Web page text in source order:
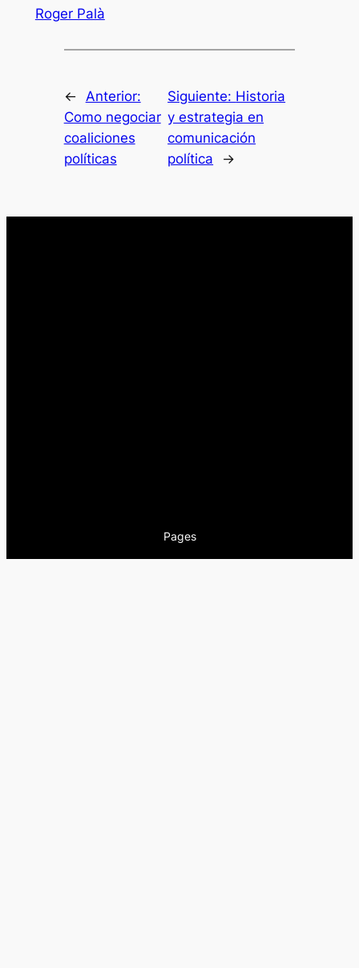
Roger Palà
← Anterior:
Como negociar
coaliciones
políticas
Siguiente: Historia
y estrategia en
comunicación
política
→
Pages